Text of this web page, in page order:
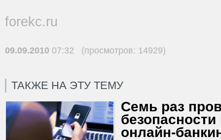
forekc.ru
09.09.2010 07:32 (просмотров: 14929)
ТАКЖЕ НА ЭТУ ТЕМУ
Семь раз
онлайн-